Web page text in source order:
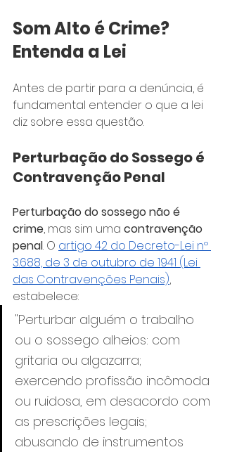
Som Alto é Crime?
Entenda a Lei
Antes de partir para a denúncia, é
fundamental entender o que a lei
diz sobre essa questão.
Perturbação do Sossego é
Contravenção Penal
Perturbação do sossego não é
crime, mas sim uma contravenção
penal. O artigo 42 do Decreto-Lei nº
3.688, de 3 de outubro de 1941 (Lei
das Contravenções Penais),
estabelece:
"Perturbar alguém o trabalho
ou o sossego alheios: com
gritaria ou algazarra;
exercendo profissão incômoda
ou ruidosa, em desacordo com
as prescrições legais;
abusando de instrumentos